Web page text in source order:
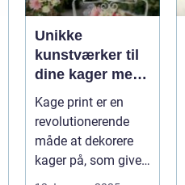
Unikke
kunstværker til
dine kager med
kage print
Kage print er en
revolutionerende
måde at dekorere
kager på, som giver